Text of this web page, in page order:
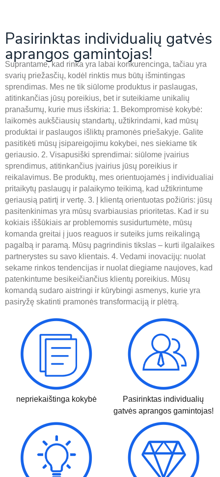
Pasirinktas individualių gatvės
aprangos gamintojas!
Suprantame, kad rinka yra labai konkurencinga, tačiau yra
svarių priežasčių, kodėl rinktis mus būtų išmintingas
sprendimas. Mes ne tik siūlome produktus ir paslaugas,
atitinkančias jūsų poreikius, bet ir suteikiame unikalių
pranašumų, kurie mus išskiria: 1. Bekompromisė kokybė:
laikomės aukščiausių standartų, užtikrindami, kad mūsų
produktai ir paslaugos išliktų pramonės priešakyje. Galite
pasitikėti mūsų įsipareigojimu kokybei, nes siekiame tik
geriausio. 2. Visapusiški sprendimai: siūlome įvairius
sprendimus, atitinkančius įvairius jūsų poreikius ir
reikalavimus. Be produktų, mes orientuojamės į individualiai
pritaikytų paslaugų ir palaikymo teikimą, kad užtikrintume
geriausią patirtį ir vertę. 3. Į klientą orientuotas požiūris: jūsų
pasitenkinimas yra mūsų svarbiausias prioritetas. Kad ir su
kokiais iššūkiais ar problemomis susidurtumėte, mūsų
komanda greitai į juos reaguos ir suteiks jums reikalingą
pagalbą ir paramą. Mūsų pagrindinis tikslas – kurti ilgalaikes
partnerystes su savo klientais. 4. Vedami inovacijų: nuolat
sekame rinkos tendencijas ir nuolat diegiame naujoves, kad
patenkintume besikeičiančius klientų poreikius. Mūsų
komandą sudaro aistringi ir kūrybingi asmenys, kurie yra
pasiryžę skatinti pramonės transformaciją ir plėtrą.
nepriekaištinga kokybė
Pasirinktas individualių
gatvės aprangos gamintojas!